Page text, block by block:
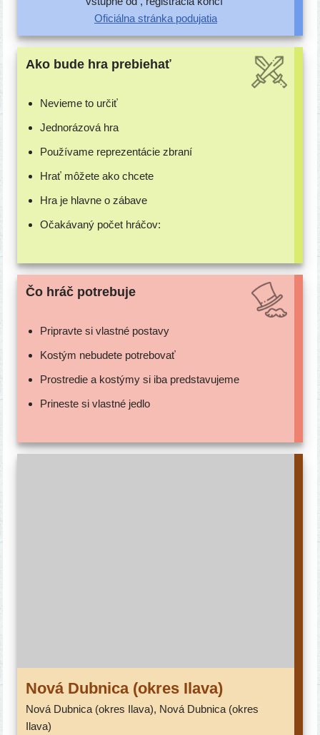
Oficiálna strán­ka podujatia
Ako bude hra prebiehať
Nevieme to určiť
Jednorázová hra
Používame repre­zen­tá­cie zbraní
Hrať môže­te ako chcete
Hra je hlav­ne o zábave
Očakávaný počet hráčov:
Čo hráč potrebuje
Pripravte si vlast­né postavy
Kostým nebu­de­te potrebovať
Prostredie a kos­tý­my si iba predstavujeme
Prineste si vlast­né jedlo
Nová Dubnica (okres Ilava)
Nová Dubnica (okres Ilava), Nová Dubnica (okres
Ilava)